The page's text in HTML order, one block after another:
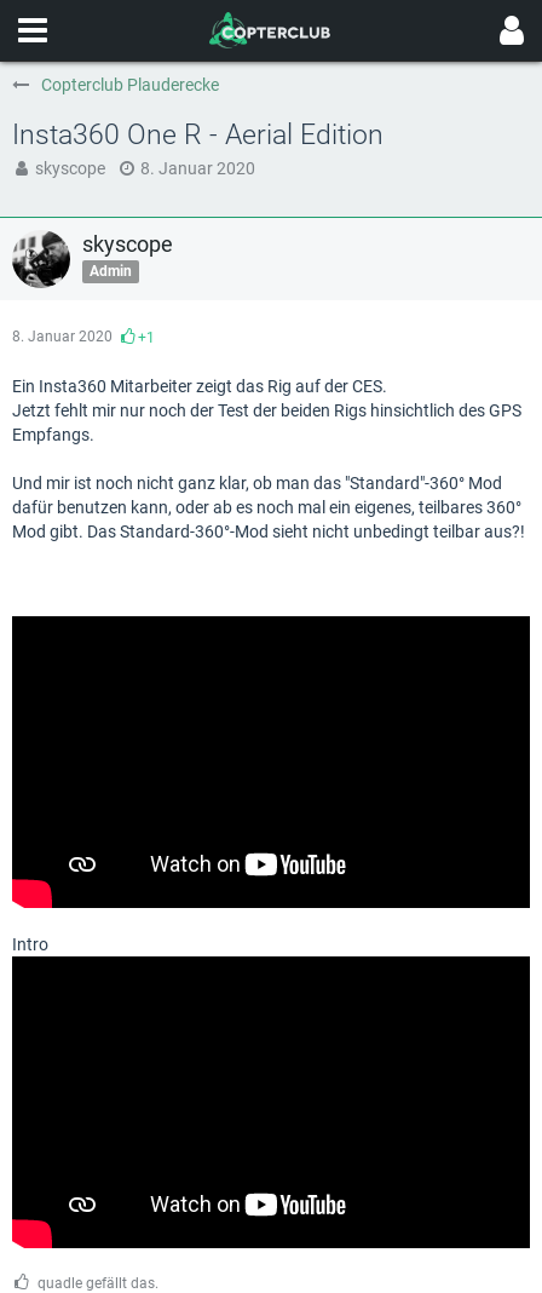
Copterclub Plauderecke
Insta360 One R - Aerial Edition
skyscope 8. Januar 2020
skyscope
Admin
8. Januar 2020 +1
Ein Insta360 Mitarbeiter zeigt das Rig auf der CES.
Jetzt fehlt mir nur noch der Test der beiden Rigs hinsichtlich des GPS
Empfangs.
Und mir ist noch nicht ganz klar, ob man das "Standard"-360° Mod
dafür benutzen kann, oder ab es noch mal ein eigenes, teilbares 360°
Mod gibt. Das Standard-360°-Mod sieht nicht unbedingt teilbar aus?!
Intro
quadle gefällt das.